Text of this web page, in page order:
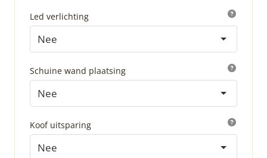
Led verlichting
Nee
Schuine wand plaatsing
Nee
Koof uitsparing
Nee